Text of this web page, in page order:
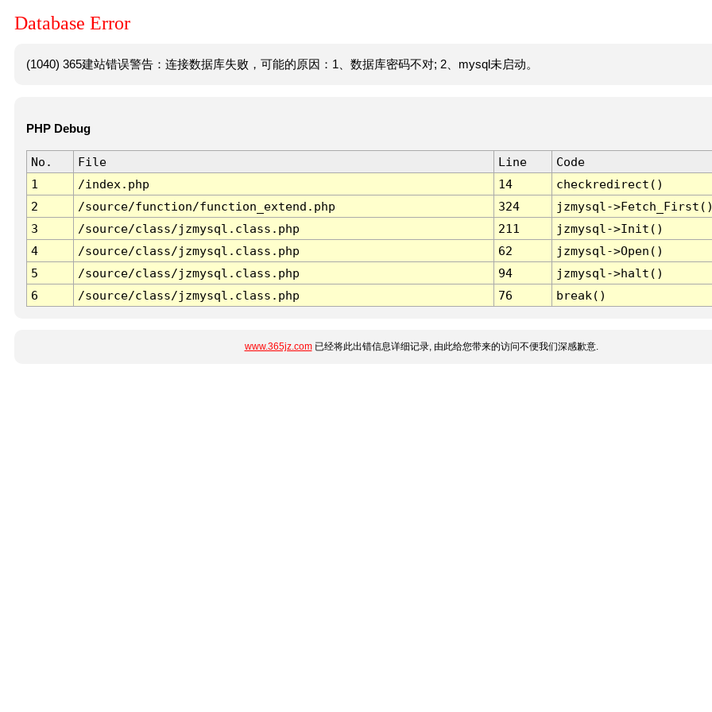
Database Error
(1040) 365建站错误警告：连接数据库失败，可能的原因：1、数据库密码不对; 2、mysql未启动。
PHP Debug
No. File Line
Code
1
/index.php 14
checkredirect()
2
/source/function/function_extend.php 324
jzmysql-
3
/source/class/jzmysql.class.php 211
jzmysql->Init()
4
/source/class/jzmysql.class.php 62
jzmysql->Open()
5
/source/class/jzmysql.class.php 94
jzmysql->halt()
6
/source/class/jzmysql.class.php 76 break()
www.365jz.com已经将此出错信息详细记录, 由此给您带来的访问不便我们深感歉意.